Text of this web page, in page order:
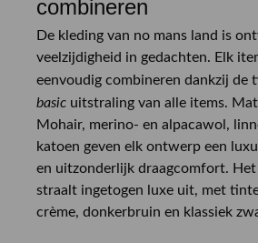
combineren
De kleding van no mans land is
veelzijdigheid in gedachten. Elk
eenvoudig combineren dankzij de
basic uitstraling van alle items.
Mohair, merino- en alpacawol,
katoen geven elk ontwerp een
en uitzonderlijk draagcomfort.
straalt ingetogen luxe uit, met
crème, donkerbruin en klassiek